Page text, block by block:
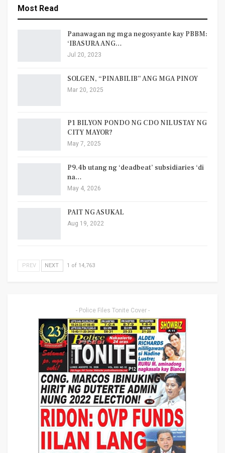
Most Read
Panawagan ng mga negosyante kay PBBM:
‘IBASURA ANG…
Jul 20, 2023
SOLGEN, “PINABILIB” ANG MGA PINOY
Mar 20, 2025
P1 BILYON PONDO NG CDO NILUSTAY NG
CITY MAYOR?
May 7, 2025
P9.4b utang ng ‘deadbeat’ subsidiaries ‘di
na…
May 4, 2026
PAIT NG ASUKAL
Aug 19, 2022
PREV NEXT 1 of 14,763
- Police Files Tonite Cover -